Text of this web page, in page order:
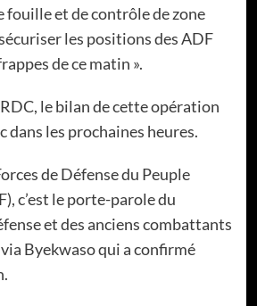
fouille et de contrôle de zone
les positions des ADF
de ce matin ».
le bilan de cette opération
dans les prochaines heures.
de Défense du Peuple
c’est le porte-parole du
et des anciens combattants
Byekwaso qui a confirmé